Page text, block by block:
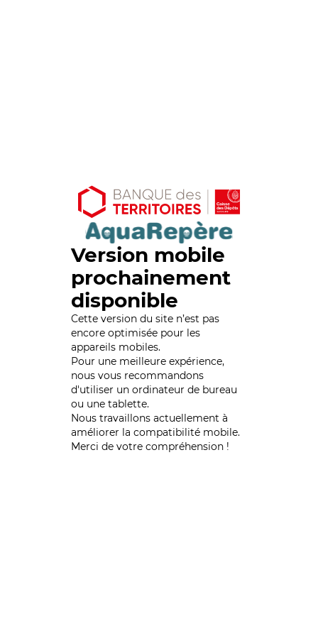
Version mobile
prochainement
disponible
Cette version du site n’est pas
encore optimisée pour les
appareils mobiles.
Pour une meilleure expérience,
nous vous recommandons
d'utiliser un ordinateur de bureau
ou une tablette.
Nous travaillons actuellement à
améliorer la compatibilité mobile.
Merci de votre compréhension !